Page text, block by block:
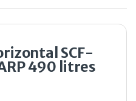
SCF-
490 litres